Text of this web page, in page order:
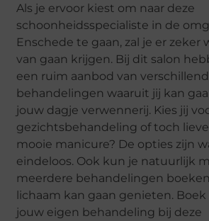
Als je ervoor kiest om naar deze
schoonheidsspecialiste in de
Enschede te gaan, zal je er zeker
van gaan krijgen. Bij dit salon
een ruim aanbod van
behandelingen waaruit jij kan
jouw dagje verwennerij. Kies jij
gezichtsbehandeling of toch
mooie manicure? De opties zijn
eindeloos. Ook kun je natuurlijk
meerdere behandelingen
lichaam kan gaan genieten.
jouw eigen behandeling bij deze